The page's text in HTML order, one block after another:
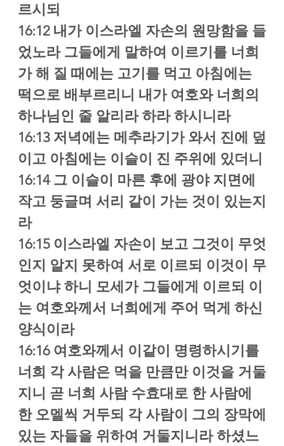
르시되
16:12 내가 이스라엘 자손의 원망함을 들
었노라 그들에게 말하여 이르기를 너희
가 해 질 때에는 고기를 먹고 아침에는
떡으로 배부르리니 내가 여호와 너희의
하나님인 줄 알리라 하라 하시니라
16:13 저녁에는 메추라기가 와서 진에 덮
16:14 그 이슬이 마른 후에 광야 지면에
작고 둥글며 서리 같이 가는 것이 있는지
라
16:15 이스라엘 자손이 보고 그것이 무엇
인지 알지 못하여 서로 이르되 이것이 무
엇이냐 하니 모세가 그들에게 이르되 이
는 여호와께서 너희에게 주어 먹게 하신
양식이라
16:16 여호와께서 이같이 명령하시기를
너희 각 사람은 먹을 만큼만 이것을 거둘
지니 곧 너희 사람 수효대로 한 사람에
한 오멜씩 거두되 각 사람이 그의 장막에
있는 자들을 위하여 거둘지니라 하셨느